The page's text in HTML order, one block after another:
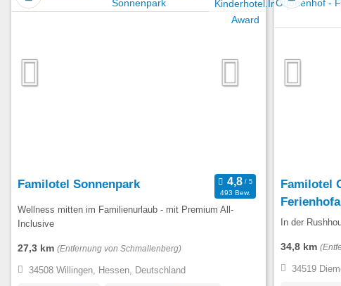
Familotel Sonnenpark
493 Bew.
Wellness mitten im Familienurlaub - mit Premium All-
Inclusive
27,3 km (Entfernung von Schmallenberg)
34508 Willingen, Hessen, Deutschland
Familotel
In der
34,8 km
34519